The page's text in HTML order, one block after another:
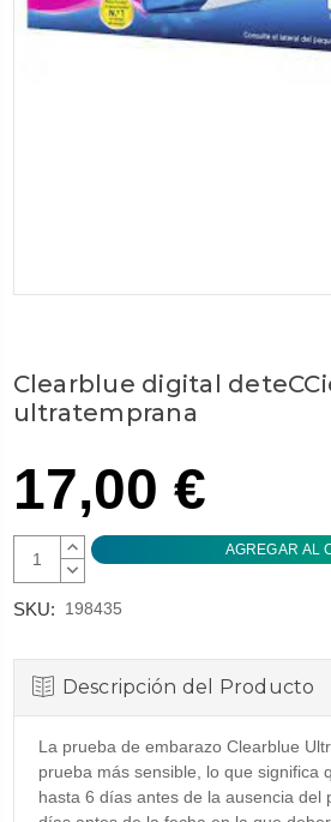
Clearblue digital
ultratemprana
17,00 €
AUMENTAR
CANTIDAD:
DISMINUIR
SKU: 198435
Descripción del Producto
La prueba de embarazo Clearblue
prueba más sensible, lo que significa
hasta 6 días antes de la ausencia del